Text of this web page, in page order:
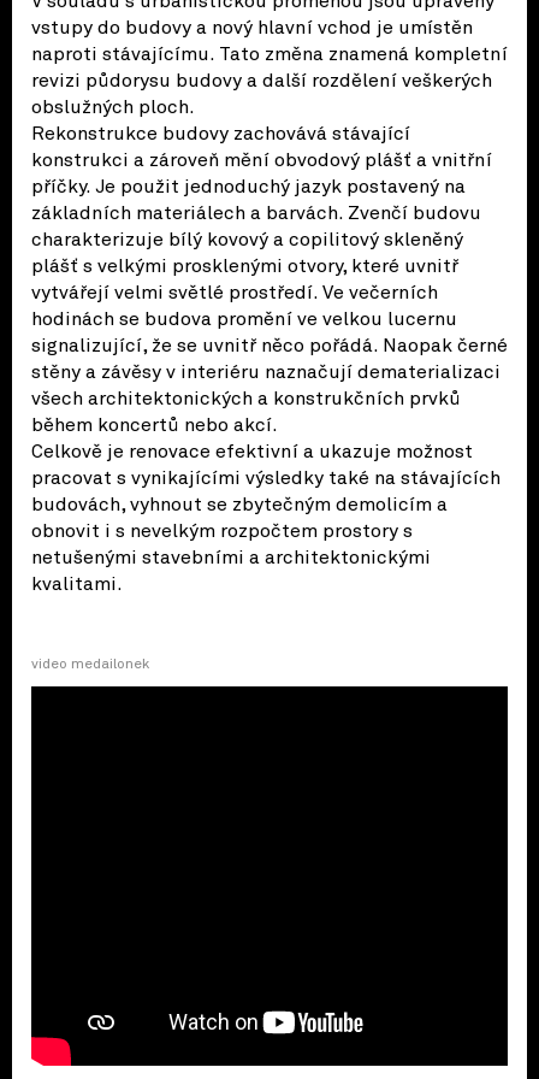
vstupy do budovy a nový hlavní vchod je umístěn
naproti stávajícímu. Tato změna znamená kompletní
revizi půdorysu budovy a další rozdělení veškerých
obslužných ploch.
Rekonstrukce budovy zachovává stávající
konstrukci a zároveň mění obvodový plášť a vnitřní
příčky. Je použit jednoduchý jazyk postavený na
základních materiálech a barvách. Zvenčí budovu
charakterizuje bílý kovový a copilitový skleněný
plášť s velkými prosklenými otvory, které uvnitř
vytvářejí velmi světlé prostředí. Ve večerních
hodinách se budova promění ve velkou lucernu
signalizující, že se uvnitř něco pořádá. Naopak černé
stěny a závěsy v interiéru naznačují dematerializaci
všech architektonických a konstrukčních prvků
během koncertů nebo akcí.
Celkově je renovace efektivní a ukazuje možnost
pracovat s vynikajícími výsledky také na stávajících
budovách, vyhnout se zbytečným demolicím a
obnovit i s nevelkým rozpočtem prostory s
netušenými stavebními a architektonickými
kvalitami.
video medailonek